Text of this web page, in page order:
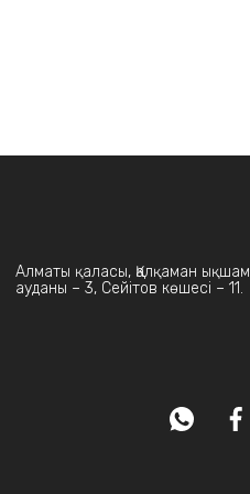
Алматы қаласы, Қалқаман ықшам
ауданы – 3, Сейітов көшесі – 11.